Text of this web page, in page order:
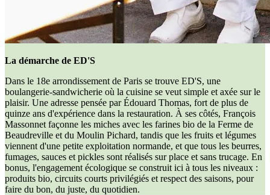
La démarche de ED'S
Dans le 18e arrondissement de Paris se trouve ED'S, une
boulangerie-sandwicherie où la cuisine se veut simple et axée sur le
plaisir. Une adresse pensée par Édouard Thomas, fort de plus de
quinze ans d'expérience dans la restauration. À ses côtés, François
Massonnet façonne les miches avec les farines bio de la Ferme de
Beaudreville et du Moulin Pichard, tandis que les fruits et légumes
viennent d'une petite exploitation normande, et que tous les beurres,
fumages, sauces et pickles sont réalisés sur place et sans trucage. En
bonus, l'engagement écologique se construit ici à tous les niveaux :
produits bio, circuits courts privilégiés et respect des saisons, pour
faire du bon, du juste, du quotidien.